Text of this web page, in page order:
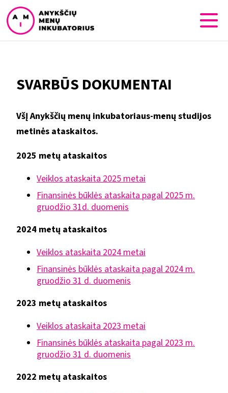
SVARBŪS DOKUMENTAI
VšĮ Anykščių menų inkubatoriaus-menų studijos
metinės ataskaitos.
2025 metų ataskaitos
Veiklos ataskaita 2025 metai
Finansinės būklės ataskaita pagal 2025 m.
gruodžio 31d. duomenis
2024 metų ataskaitos
Veiklos ataskaita 2024 metai
Finansinės būklės ataskaita pagal 2024 m.
gruodžio 31 d. duomenis
2023 metų ataskaitos
Veiklos ataskaita 2023 metai
Finansinės būklės ataskaita pagal 2023 m.
gruodžio 31 d. duomenis
2022 metų ataskaitos